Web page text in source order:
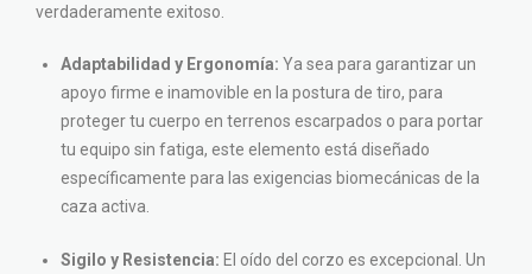
verdaderamente exitoso.
Adaptabilidad y Ergonomía: Ya sea para garantizar un
apoyo firme e inamovible en la postura de tiro, para
proteger tu cuerpo en terrenos escarpados o para portar
tu equipo sin fatiga, este elemento está diseñado
específicamente para las exigencias biomecánicas de la
caza activa.
Sigilo y Resistencia: El oído del corzo es excepcional. Un